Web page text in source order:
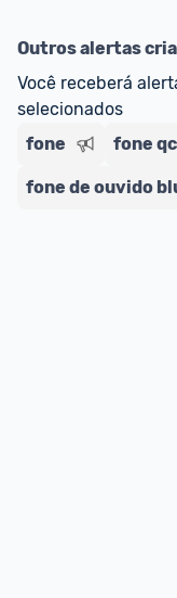
E lembre-se:
comunidade
nossos Admins
comentário ou
Outros alertas
Você receberá
selecionados
fone
fone
fone de ouvido